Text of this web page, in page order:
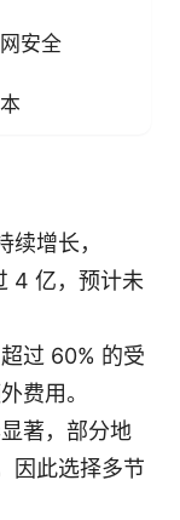
安全
增长，
4 亿，预计未
过 60% 的受
费用。
著，部分地
因此选择多节